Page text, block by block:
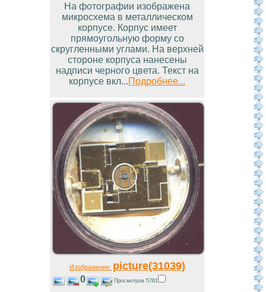
На фотографии изображена
микросхема в металлическом
корпусе. Корпус имеет
прямоугольную форму со
скругленными углами. На верхней
стороне корпуса нанесены
надписи черного цвета. Текст на
корпусе вкл...Подробнее...
Изображениеpicture(31039)
0 Просмотров 5781